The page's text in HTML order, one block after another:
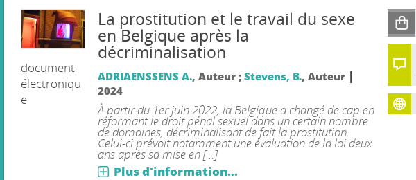
document
électroniqu
e
La prostitution et le travail du sexe
en Belgique après la
décriminalisation
ADRIAENSSENS A., Auteur ; Stevens, B., Auteur |
2024
À partir du 1er juin 2022, la Belgique a changé de cap en
réformant le droit pénal sexuel dans un certain nombre
de domaines, décriminalisant de fait la prostitution.
Celui-ci prévoit notamment une évaluation de la loi deux
ans après sa mise en [...]
Plus d'information...